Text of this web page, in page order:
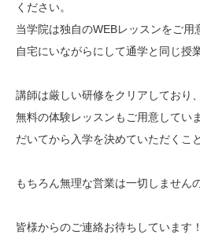
ください。
当学院は独自のWEBレッスンをご用
自宅にいながらにして通学と同じ授
講師は厳しい研修をクリアしており
無料の体験レッスンもご用意してい
だいてから入学を決めていただくこ
もちろん無理な営業は一切しません
皆様からのご連絡お待ちしています！